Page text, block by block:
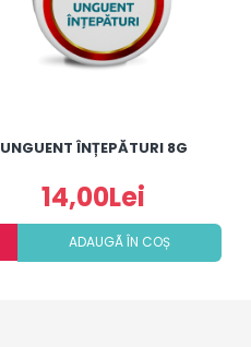
UNGUENT ÎNȚEPĂTURI 8G
14,00Lei
ADAUGÃ ÎN COȘ